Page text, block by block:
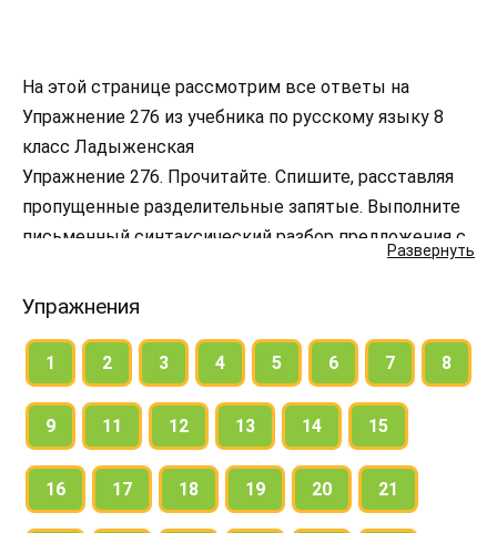
Развернуть
На этой странице рассмотрим все ответы на
Упражнение 276 из учебника по русскому языку 8
класс Ладыженская
Упражнение 276. Прочитайте. Спишите, расставляя
пропущенные разделительные запятые. Выполните
письменный синтаксический разбор предложения с
предложение с однородными второстепенными
Упражнения
1 2 3 4 5 6 7 8
9 11 12 13 14 15
16 17 18 19 20 21